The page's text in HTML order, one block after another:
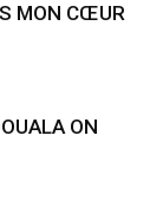
MON CŒUR
ON